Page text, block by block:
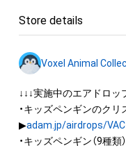
産権(それらの権利を取
作権を有する方、著作
けている者によって保
を保有していたとして
知的財産権を有すること
・本アイテムの著作権を
の管理委託を受けている
Store details
Voxel Animal
↓↓↓実施中のエアドロッ
・キッズペンギンのクリ
▶adam.jp/airdrops/
・キッズペンギン（9種類